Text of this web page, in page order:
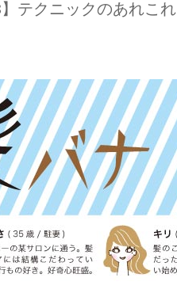
】テクニックのあれこれ